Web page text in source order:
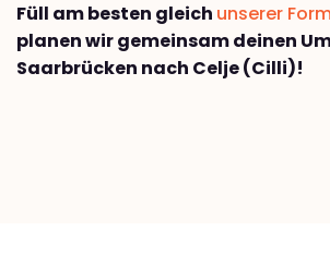
Füll am besten gleich unserer
planen wir gemeinsam deinen
Saarbrücken nach Celje (Cilli)!